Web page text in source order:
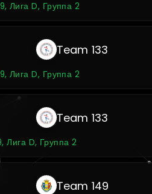
Лига D, Группа 2
Team 133
Лига D, Группа 2
Team 133
Лига D, Группа 2
Team 149